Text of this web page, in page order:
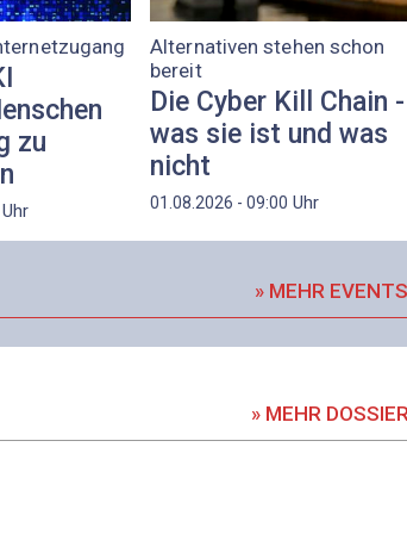
zu
Alternativen stehen schon
bereit
Die Cyber Kill Chain -
was sie ist und was
nicht
01.08.2026 - 09:00 Uhr
» MEHR
» MEHR